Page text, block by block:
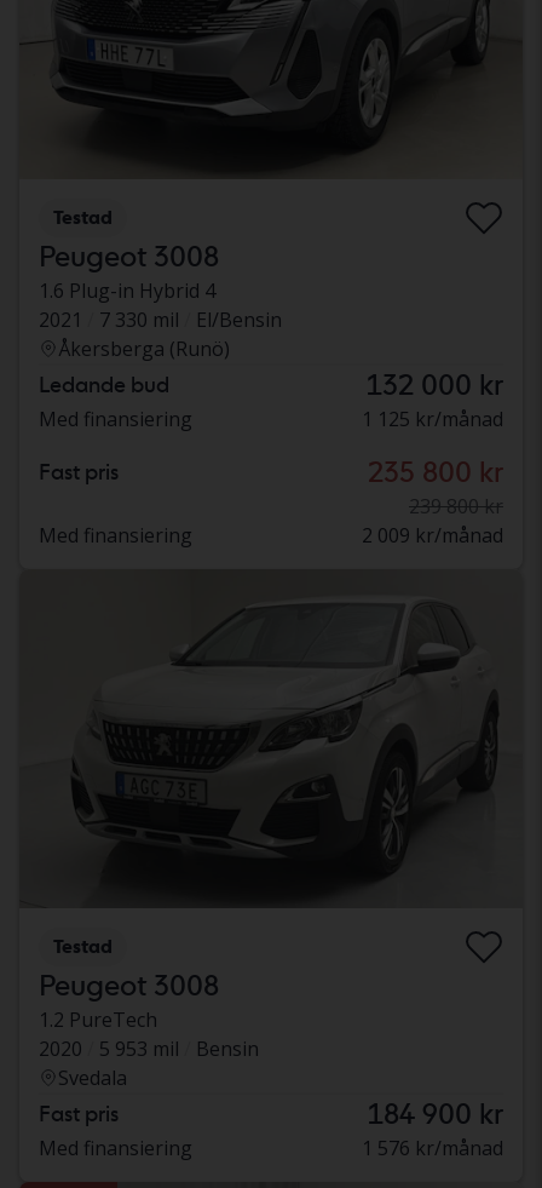
Testad
Peugeot 3008
1.6 Plug-in Hybrid 4
2021
7 330 mil
El/Bensin
Åkersberga (Runö)
Ledande bud 132 000 kr
Med finansiering 1 125 kr/månad
Fast pris 235 800 kr
239 800 kr
Med finansiering
2 009 kr/månad
Testad
Peugeot 3008
1.2 PureTech
2020
5 953 mil
Bensin
Svedala
Fast pris 184 900 kr
Med finansiering 1 576 kr/månad